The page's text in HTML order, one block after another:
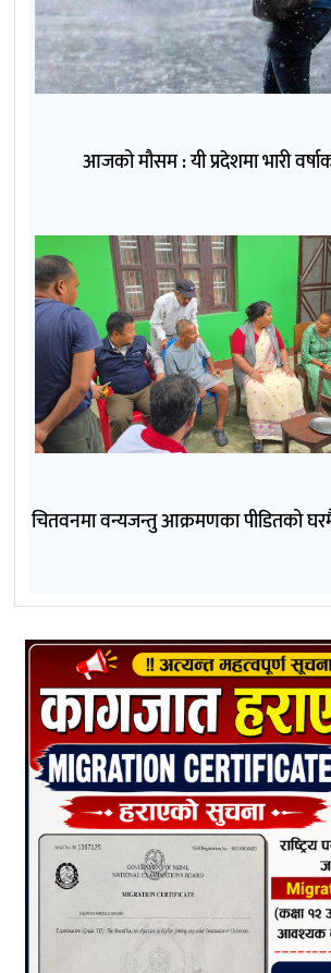
आजको मौसम : यी प्रदेशमा भारी
चितवनमा वन्यजन्तु आक्रमणका पीडितको घरमै